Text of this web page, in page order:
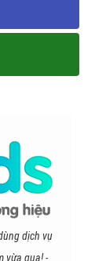
dịch vụ
vừa qua! -